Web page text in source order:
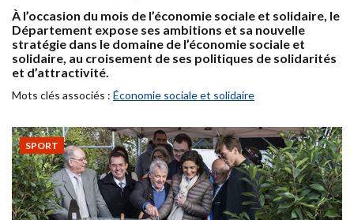
À l’occasion du mois de l’économie sociale et solidaire, le
Département expose ses ambitions et sa nouvelle
stratégie dans le domaine de l’économie sociale et
solidaire, au croisement de ses politiques de solidarités
et d’attractivité.
Mots clés associés : Économie sociale et solidaire
SPORT